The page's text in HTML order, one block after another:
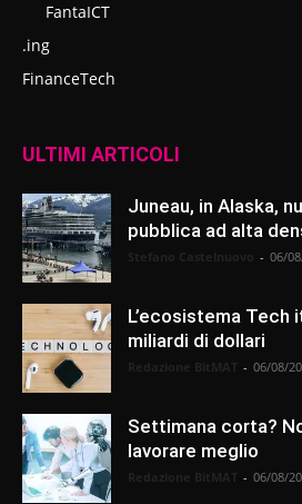
FantaICT
.ing
FinanceTech
ULTIMI ARTICOLI
Juneau, in Alaska,
pubblica ad alta
- 06/
L’ecosistema Tech
miliardi di dollari
- 06/08/
Settimana corta?
lavorare meglio
- 06/08/